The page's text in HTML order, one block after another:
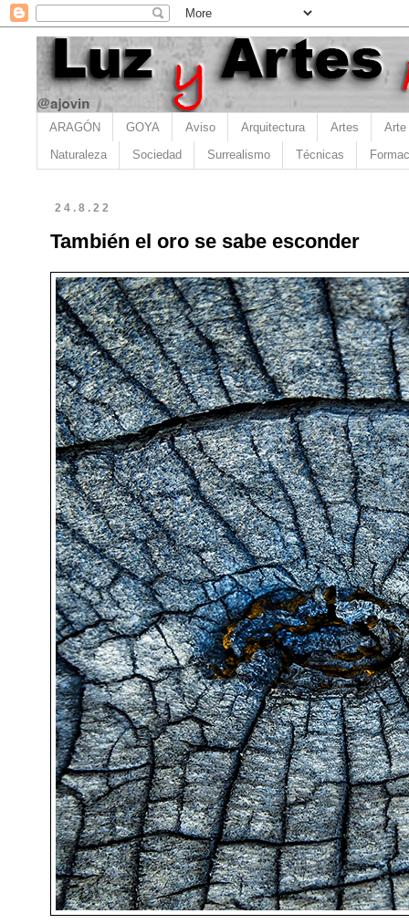
ARAGÓN GOYA Aviso Arquitectura Artes Arte
Naturaleza Sociedad Surrealismo Técnicas
24.8.22
También el oro se sabe esconder